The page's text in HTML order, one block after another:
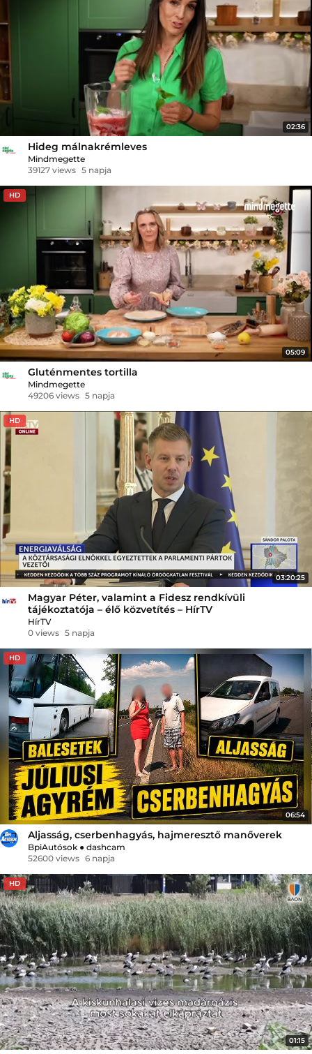
02:36
Hideg málnakrémleves
Mindmegette
39127 views 5 napja
HD
05:09
Gluténmentes tortilla
Mindmegette
49206 views 5 napja
HD
03:20:25
Magyar Péter, valamint a Fidesz rendkívüli
tájékoztatója – élő közvetítés – HírTV
HírTV
0 views 5 napja
HD
06:54
Aljasság, cserbenhagyás, hajmeresztő manőverek
BpiAutósok ● dashcam
52600 views 6 napja
HD
01:15